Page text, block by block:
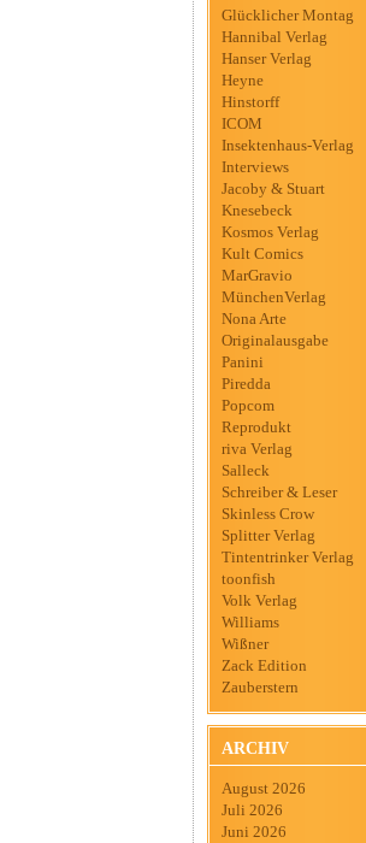
Glücklicher Montag
Hannibal Verlag
Hanser Verlag
Heyne
Hinstorff
ICOM
Insektenhaus-Verlag
Interviews
Jacoby & Stuart
Knesebeck
Kosmos Verlag
Kult Comics
MarGravio
MünchenVerlag
Nona Arte
Originalausgabe
Panini
Piredda
Popcom
Reprodukt
riva Verlag
Salleck
Schreiber & Leser
Skinless Crow
Splitter Verlag
Tintentrinker Verlag
toonfish
Volk Verlag
Williams
Wißner
Zack Edition
Zauberstern
ARCHIV
August 2026
Juli 2026
Juni 2026